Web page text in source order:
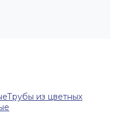
Трубы из цветных